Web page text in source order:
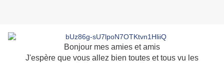
Bonjour mes amies et amis
J'espère que vous allez bien toutes et tous vu les